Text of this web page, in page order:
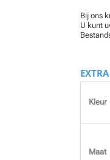
Bij ons
U kunt
Kleur
Maat